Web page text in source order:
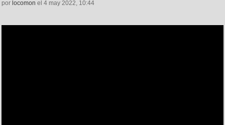
por locomon el 4 may 2022, 10:44